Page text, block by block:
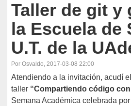
Taller de git y
la Escuela de
U.T. de la
Por Osvaldo, 2017-03-08 22:00
Atendiendo a la invitación, acudí
taller “Compartiendo código
Semana Académica celebrada